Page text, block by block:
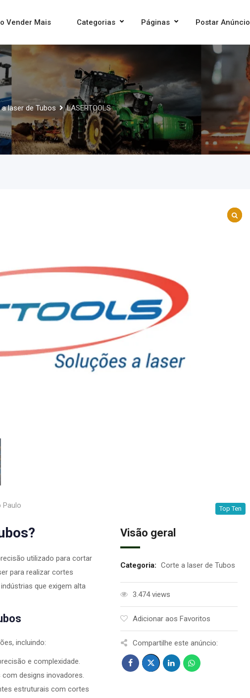
Vender Mais Categorias Páginas Postar Anúncio
laser de Tubos LASERTOOLS
Paulo Top Ten
utilizado para cortar
para realizar cortes
que exigem alta
incluindo:
e complexidade.
designs inovadores.
estruturais com cortes
Visão geral
Categoria: Corte a laser de Tubos
3.474 views
Adicionar aos Favoritos
Compartilhe este anúncio: